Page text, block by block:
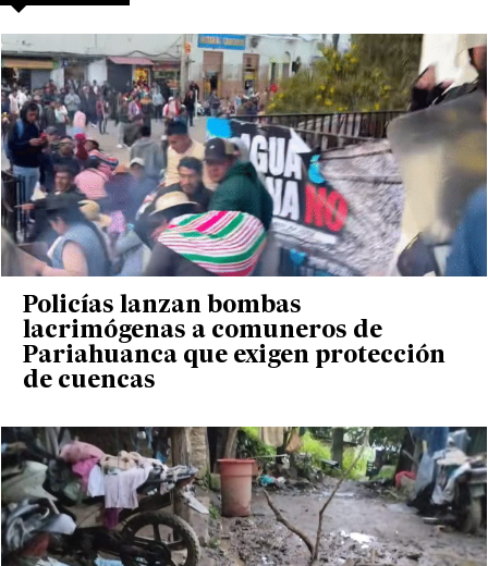
Policías lanzan bombas
lacrimógenas a comuneros de
Pariahuanca que exigen protección
de cuencas